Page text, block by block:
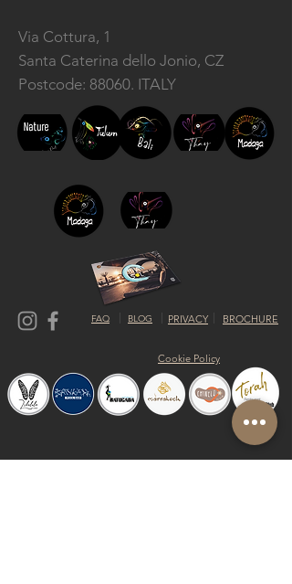
Via Cottura, 1
Santa Caterina dello Jonio, CZ
Postcode: 88060. ITALY
FAQ BLOG PRIVACY BROCHURE
Cookie Policy